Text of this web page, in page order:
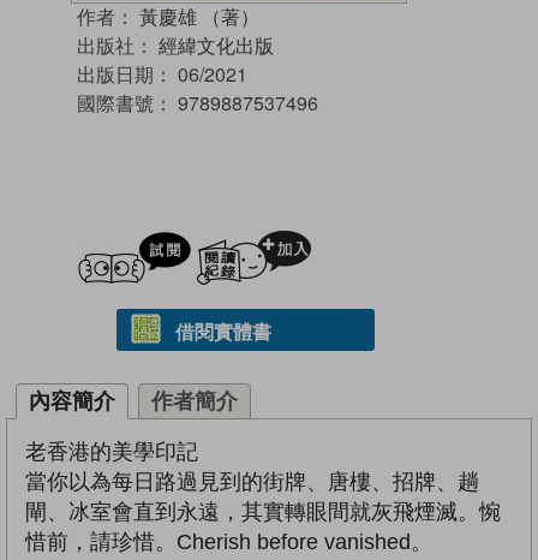
作者： 黃慶雄 （著）
出版社： 經緯文化出版
出版日期： 06/2021
國際書號： 9789887537496
試閲
借閱實體書
內容簡介 作者簡介
老香港的美學印記
當你以為每日路過見到的街牌、唐樓、招牌、趟
閘、冰室會直到永遠，其實轉眼間就灰飛煙滅。惋
惜前，請珍惜。Cherish before vanished。